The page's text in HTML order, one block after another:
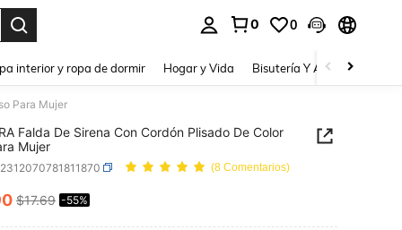
0 0
interior y ropa de dormir Hogar y Vida Bisutería Y Accesorios
Para Mujer
Falda De Sirena Con Cordón Plisado De Color
Mujer
(8 Comentarios)
AND AVAILABILITY
$17.69 -55%